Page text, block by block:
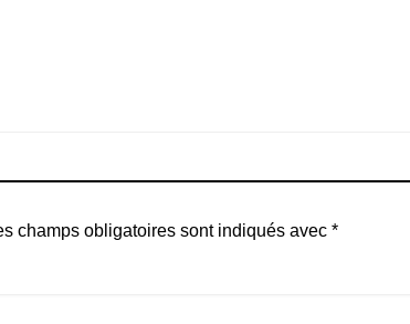
champs obligatoires sont indiqués avec *